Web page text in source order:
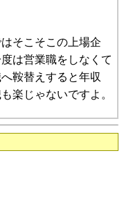
そこそこの上場企
は営業職をしなくて
鞍替えすると年収
楽じゃないですよ。